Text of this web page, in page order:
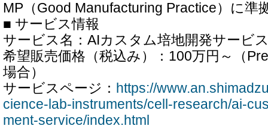
MP（Good Manufacturing Practice）に準
■ サービス情報
サービス名：AIカスタム培地開発サービ
希望販売価格（税込み）：100万円～（
場合）
サービスページ： https://
cience-lab-instruments/cell-research/ai-
ment-service/index.html